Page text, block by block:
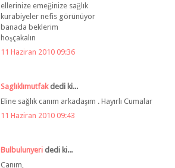
ellerinize emeğinize sağlık
kurabiyeler nefis görünüyor
banada beklerim
hoşçakalın
11 Haziran 2010 09:36
Saglıklımutfakdedi ki...
Eline sağlık canım arkadaşım . Hayırlı Cumalar
11 Haziran 2010 09:43
Bulbulunyeri dedi ki...
Canım,